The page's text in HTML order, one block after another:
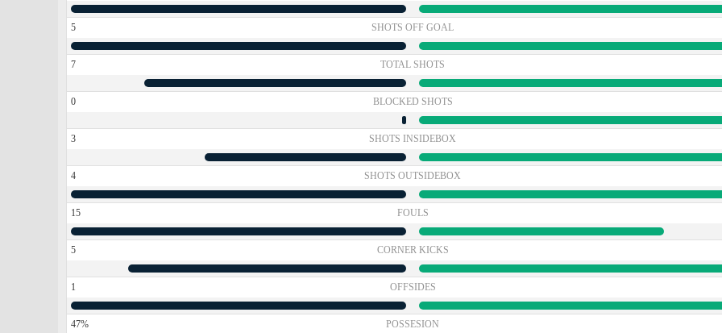
5 SHOTS OFF GOAL
7 TOTAL SHOTS
0 BLOCKED SHOTS
3 SHOTS INSIDEBOX
4 SHOTS OUTSIDEBOX
15 FOULS
5 CORNER KICKS
1 OFFSIDES
47% POSSESION